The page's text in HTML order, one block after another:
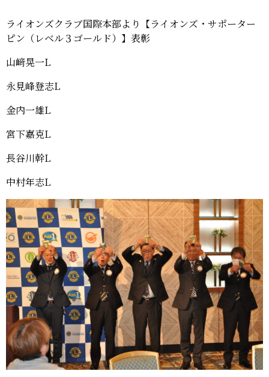
ライオンズクラブ国際本部より【ライオンズ・サポーター
ピン（レベル３ゴールド）】表彰
山﨑晃一L
永見峰登志L
金内一雄L
宮下嘉克L
長谷川幹L
中村年志L